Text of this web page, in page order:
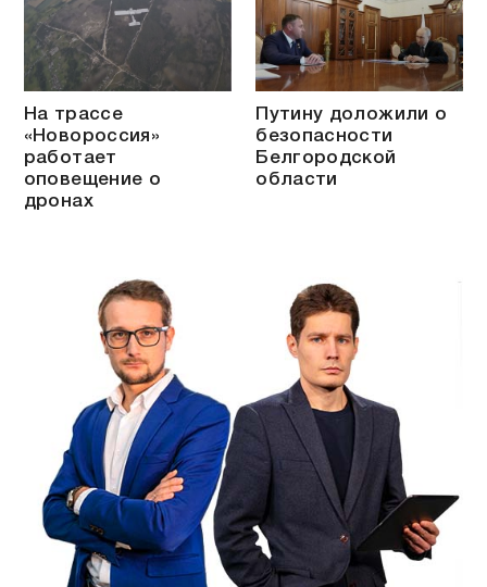
На трассе
«Новороссия»
работает
оповещение о
дронах
Путину доложили о
безопасности
Белгородской
области